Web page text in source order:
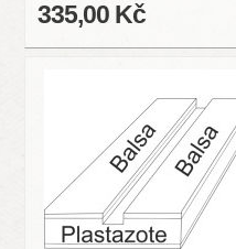
335,00 Kč